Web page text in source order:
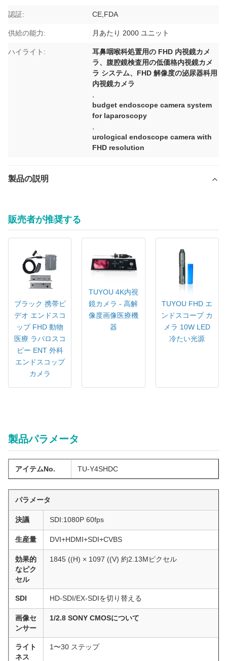
認証: CE,FDA
供給の能力: 月あたり 2000 ユニット
ハイライト:
耳鼻咽喉科処置用の FHD 内視鏡カメ
ラ、腹腔鏡検査用の低価格内視鏡カメ
ラ システム、FHD 解像度の泌尿器科用
内視鏡カメラ
budget endoscope camera system
for laparoscopy
urological endoscope camera with
FHD resolution
製品の説明
販売者が推奨する
ブラック 携帯ビ
デオ エンドスコ
ップ FHD 動物
医療 ラパロスコ
ピー ENT 外科
エンドスコップ
カメラ
TUYOU 4K内視
鏡カメラ - 高解
像度画像医療機
器
TUYOU FHD エ
ンドスコープ カ
メラ 10W LED
冷たい光源
製品パラメータ
アイテムNo. TU-Y4SHDC
パラメータ
決議 SDI:1080P 60fps
生産量 DVI+HDMI+SDI+CVBS
効果的
なピク
セル
1845 ((H) × 1097 ((V) 約2.13Mピクセル
SDI HD-SDI/EX-SDIを切り替える
画像セ
ンサー
1/2.8 SONY CMOSについて
ライト
ネス
1〜30 ステップ